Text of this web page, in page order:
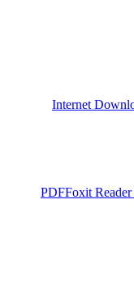
Internet
Foxit